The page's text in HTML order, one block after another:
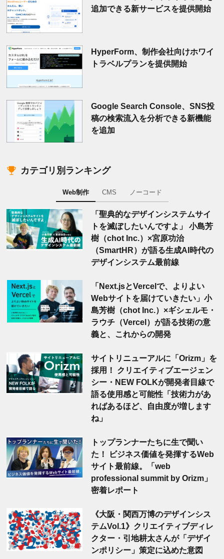
追加できる新サービスを提供開始
HyperForm、制作会社向けホワイ
トラベルプランを提供開始
Google Search Console、SNS投
稿の検索流入を分析できる新機能
を追加
カテゴリ別ランキング
Web制作 CMS ノーコード
「聖典的なデザインシステムサイ
トを滅ぼしたいんですよ」 小島芳
樹（chot Inc.）×宮原功治
（SmartHR）が語る生成AI時代の
デザインシステム最前線
「Next.jsとVercelで、よりよい
Webサイトを届けていきたい」小
島芳樹（chot Inc.）×ギシェルモ・
ラウチ（Vercel）が語る技術の意
義と、これからの開発
サイトリニューアルに「Orizm」を
採用！ クリエイティブエージェン
シー・NEW FOLKが開発者目線で
語る使用感と可能性「技術力があ
ればあるほど、自由度が増します
ね」
トップランナーたちに生で聞い
た！ ビジネス価値を発揮するWeb
サイト最前線。「web
professional summit by Orizm」
密着レポート
《大阪・関西万博のデザインシス
テムVol.1》クリエイティブディレ
クター・引地耕太さんが「デザイ
ンポリシー」策定に込めた意図